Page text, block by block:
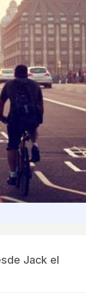
Jack el